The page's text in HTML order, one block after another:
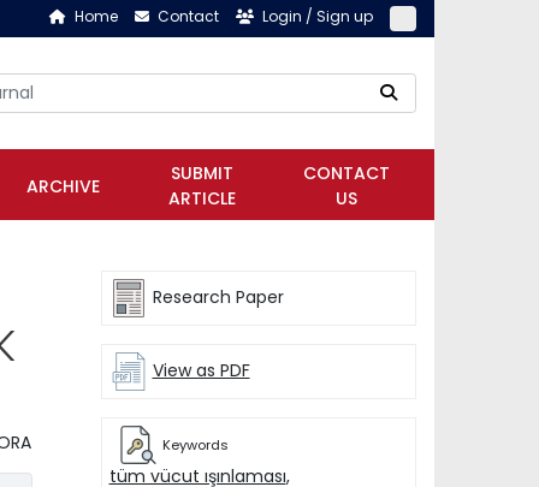
Home Contact Login / Sign up
ARCHIVE
SUBMIT
ARTICLE
CONTACT
US
Research Paper
View as PDF
Keywords
tüm vücut ışınlaması,